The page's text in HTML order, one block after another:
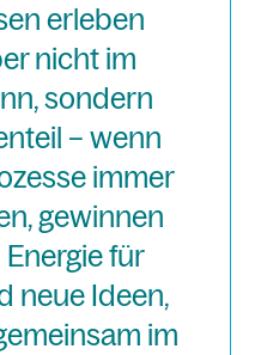
erleben
nicht im
sondern
– wenn
immer
gewinnen
für
neue Ideen,
im